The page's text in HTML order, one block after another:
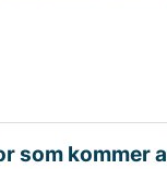
som kommer